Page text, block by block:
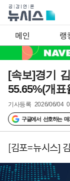
메인 랭
[속보]경기
55.65%(개표
기사등록 2026/06/04
구글에서 선호하는
[김포=뉴시스]